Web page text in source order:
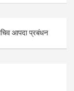
आपदा प्रबंधन